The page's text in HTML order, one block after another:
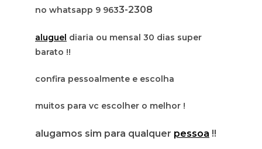
no whatsapp 9 9633-2308
aluguel diaria ou mensal 30 dias super
barato !!
confira pessoalmente e escolha
muitos para vc escolher o melhor !
alugamos sim para qualquer pessoa !!